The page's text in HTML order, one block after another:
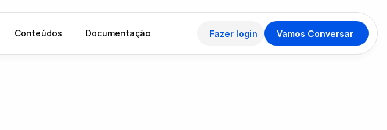
Conteúdos Documentação Fazer login Vamos Conversar